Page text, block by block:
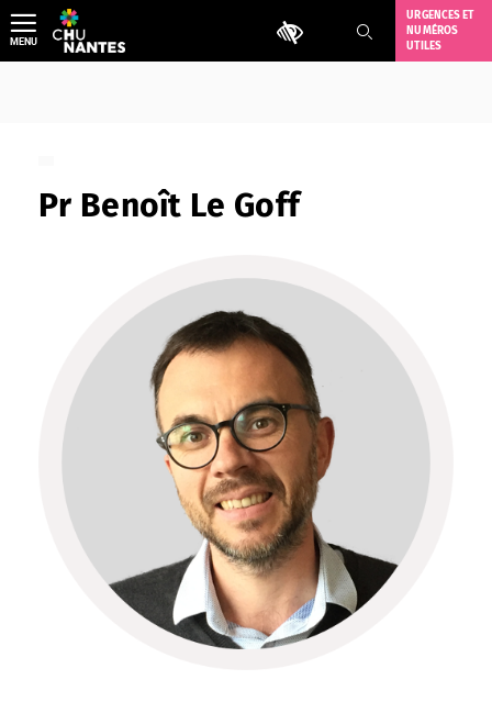
Aller
au
contenu
Outils d'accessibilité
URGENCES ET
NUMÉROS
UTILES
MENU
Pr Benoît Le Goff